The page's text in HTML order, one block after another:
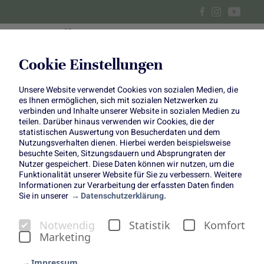
Cookie Einstellungen
Unsere Website verwendet Cookies von sozialen Medien, die
es Ihnen ermöglichen, sich mit sozialen Netzwerken zu
verbinden und Inhalte unserer Website in sozialen Medien zu
teilen. Darüber hinaus verwenden wir Cookies, die der
statistischen Auswertung von Besucherdaten und dem
Nutzungsverhalten dienen. Hierbei werden beispielsweise
besuchte Seiten, Sitzungsdauern und Absprungraten der
Nutzer gespeichert. Diese Daten können wir nutzen, um die
Funktionalität unserer Website für Sie zu verbessern. Weitere
Informationen zur Verarbeitung der erfassten Daten finden
Sie in unserer
Datenschutzerklärung.
Notwendig Statistik
Komfort
Marketing
Salat mit Apfel und paniertem
Feta
mehr als ein paar gute